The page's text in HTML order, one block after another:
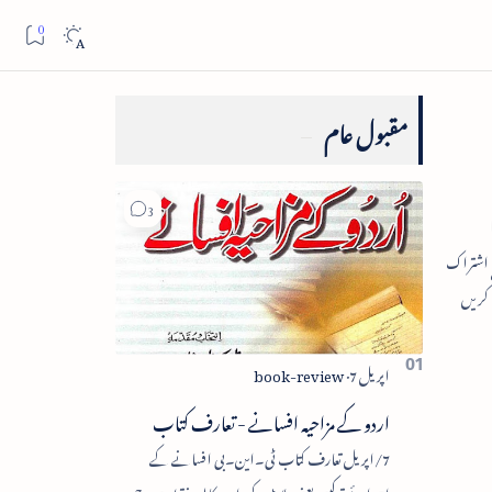
مقبول عام
اردو کے مزاحیہ افسانے - تعارف کتاب
7/اپریل تعارف کتاب ٹی۔این۔بی افسانے کے